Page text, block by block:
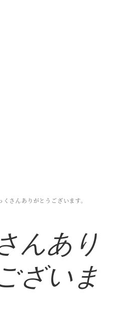
くさんありがとうございます。
んあり
ざいま